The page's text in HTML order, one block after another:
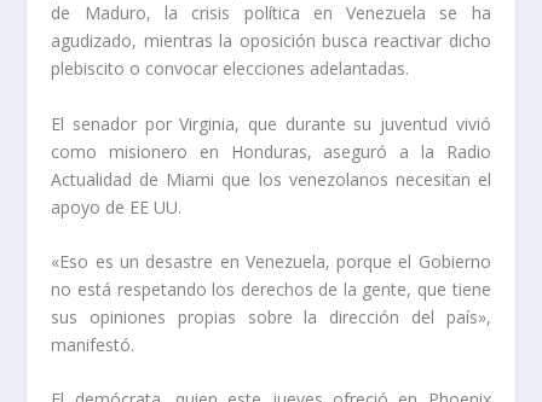
de Maduro, la crisis política en Venezuela se ha
agudizado, mientras la oposición busca reactivar dicho
plebiscito o convocar elecciones adelantadas.
El senador por Virginia, que durante su juventud vivió
como misionero en Honduras, aseguró a la Radio
Actualidad de Miami que los venezolanos necesitan el
apoyo de EE UU.
«Eso es un desastre en Venezuela, porque el Gobierno
no está respetando los derechos de la gente, que tiene
sus opiniones propias sobre la dirección del país»,
manifestó.